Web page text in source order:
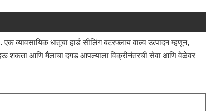
व्यावसायिक धातूचा हार्ड सीलिंग बटरफ्लाय वाल्व उत्पादन म्हणून,
शकता आणि मैलाचा दगड आपल्याला विक्रीनंतरची सेवा आणि वेळेवर